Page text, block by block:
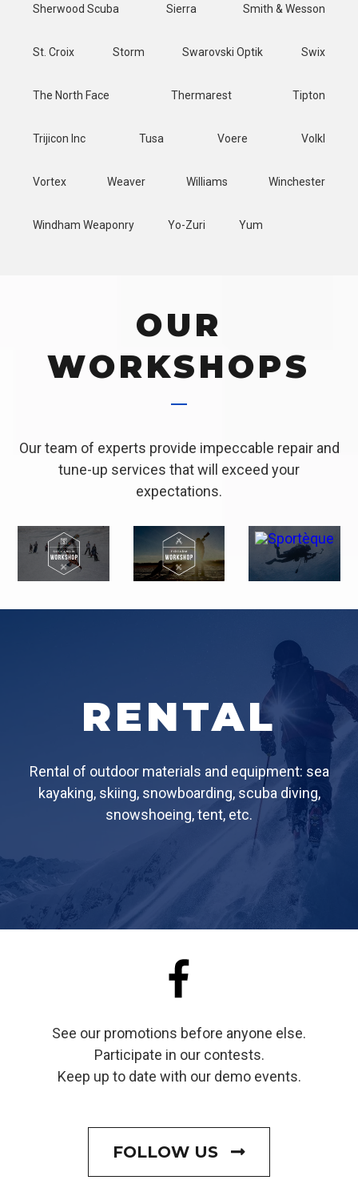
Sherwood Scuba Sierra Smith & Wesson
St. Croix Storm Swarovski Optik Swix
The North Face Thermarest Tipton
Trijicon Inc Tusa Voere Volkl
Vortex Weaver Williams Winchester
Windham Weaponry Yo-Zuri Yum
OUR
WORKSHOPS
Our team of experts provide impeccable repair and
tune-up services that will exceed your
expectations.
RENTAL
Rental of outdoor materials and equipment: sea
kayaking, skiing, snowboarding, scuba diving,
snowshoeing, tent, etc.
See our promotions before anyone else.
Participate in our contests.
Keep up to date with our demo events.
FOLLOW US